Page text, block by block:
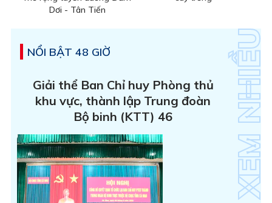
Dơi - Tân Tiến
NỔI BẬT 48 GIỜ
Giải thể Ban Chỉ huy Phòng thủ
khu vực, thành lập Trung đoàn
Bộ binh (KTT) 46